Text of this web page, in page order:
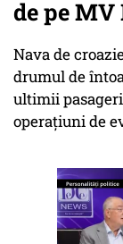
de pe
Nava de
drumul de
ultimii
operațiuni de